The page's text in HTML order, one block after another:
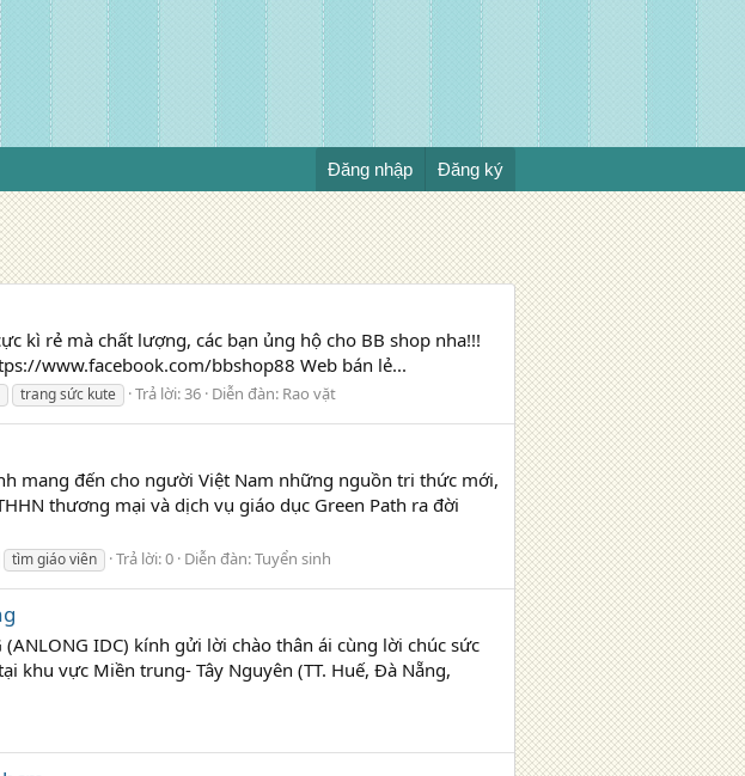
Đăng nhập Đăng ký
kì rẻ mà chất lượng, các bạn ủng hộ cho BB shop nha!!!
www.facebook.com/bbshop88 Web bán lẻ...
trang sức kute Trả lời: 36 Diễn đàn: Rao vặt
mang đến cho người Việt Nam những nguồn tri thức mới,
thương mại và dịch vụ giáo dục Green Path ra đời
tìm giáo viên Trả lời: 0 Diễn đàn:Tuyển sinh
IDC) kính gửi lời chào thân ái cùng lời chúc sức
khu vực Miền trung- Tây Nguyên (TT. Huế, Đà Nẵng,